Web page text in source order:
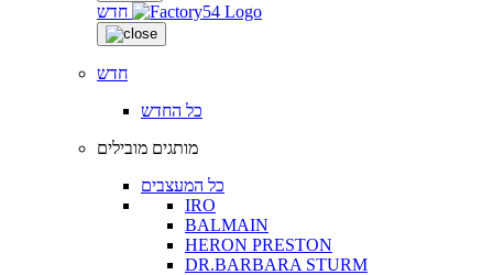
חדש
חדש
כל החדש
מותגים מובילים
כל המעצבים
IRO
BALMAIN
HERON PRESTON
DR.BARBARA STURM